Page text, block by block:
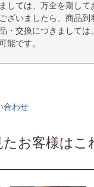
しては、万全を期して
ざいましたら、商品到
・交換につきましては
能です。
合わせ
お客様はこ